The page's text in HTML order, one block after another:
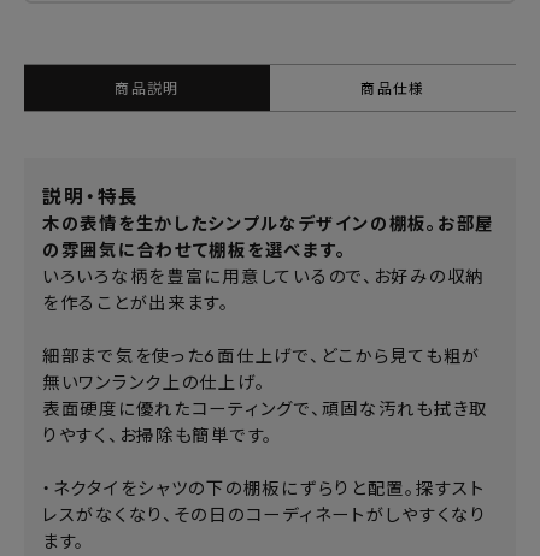
商品説明 商品仕様
説明・特長
木の表情を生かしたシンプルなデザインの棚板。お部屋
の雰囲気に合わせて棚板を選べます。
いろいろな柄を豊富に用意しているので、お好みの収納
を作ることが出来ます。
細部まで気を使った6面仕上げで、どこから見ても粗が
無いワンランク上の仕上げ。
表面硬度に優れたコーティングで、頑固な汚れも拭き取
りやすく、お掃除も簡単です。
・ネクタイをシャツの下の棚板にずらりと配置。探すスト
レスがなくなり、その日のコーディネートがしやすくなり
ます。